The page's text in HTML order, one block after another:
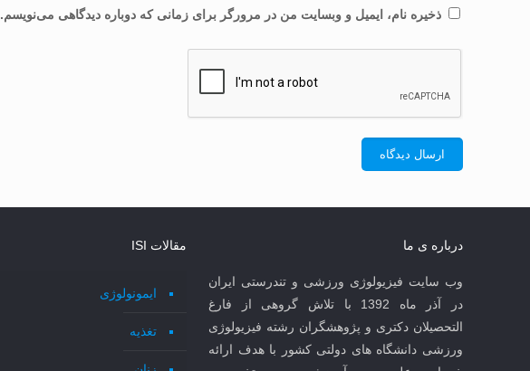
ذخیره نام، ایمیل و وبسایت من در مرورگر برای زمانی که دوباره دیدگاهی می‌نویسم.
درباره ی ما
وب سایت فیزیولوژی ورزشی و تندرستی ایران
در آذر ماه 1392 با تلاش گروهی از فارغ
التحصیلان دکتری و پژوهشگران رشته فیزیولوژی
ورزشی دانشگاه های دولتی کشور با هدف ارائه
مقالات ISI
ایمونولوژی
تغذیه